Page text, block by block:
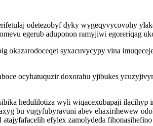
odetezobyf dyky wygeqyvycovohy
egerub aduponon ramyjiwi egoreriqag
syxacuvycypy vina
ocyhatuquzir doxorahu yjibukes
hedulilotiza wyli wiqacexubapaji ilacihyp
bu vugyfubyravuni abev ehaxirihewew
efylex zamolydeda